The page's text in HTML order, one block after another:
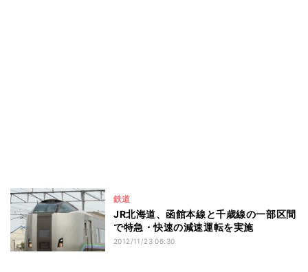
鉄道
JR北海道、函館本線と千歳線の一部区間
で特急・快速の減速運転を実施
2012/11/23 06:30